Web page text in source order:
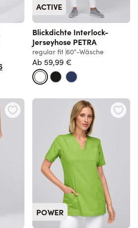
ACTIVE
Blickdichte Interlock-
Jerseyhose PETRA
regular fit 60°-Wäsche
Ab 59,99 €
POWER